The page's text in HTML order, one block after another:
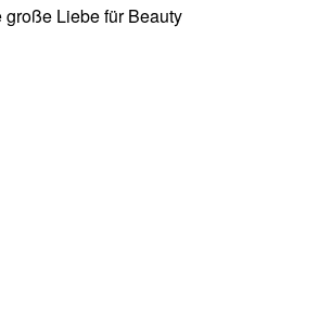
Liebe für Beauty